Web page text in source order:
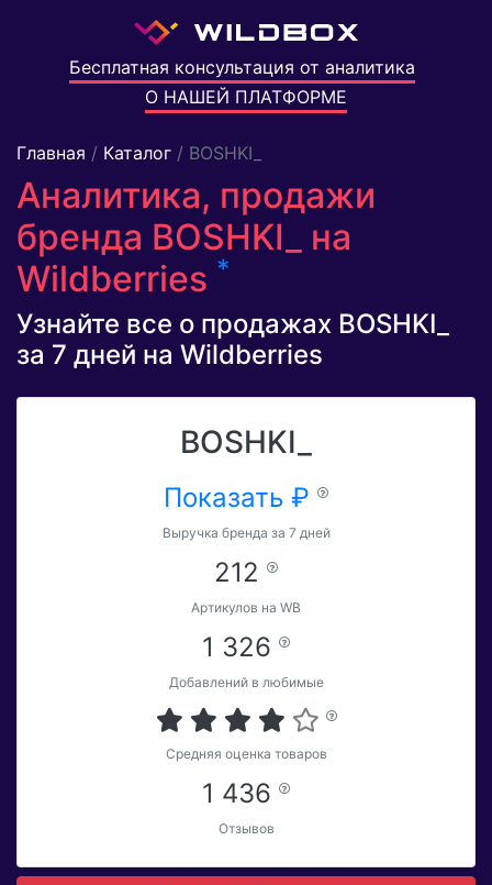
Бесплатная консультация от аналитика
О НАШЕЙ ПЛАТФОРМЕ
Главная / Каталог / BOSHKI_
Аналитика, продажи
бренда BOSHKI_ на
Wildberries *
Узнайте все о продажах BOSHKI_
за 7 дней на Wildberries
BOSHKI_
Показать ₽
Выручка бренда за 7 дней
212
Артикулов на WB
1 326
Добавлений в любимые
Средняя оценка товаров
1 436
Отзывов